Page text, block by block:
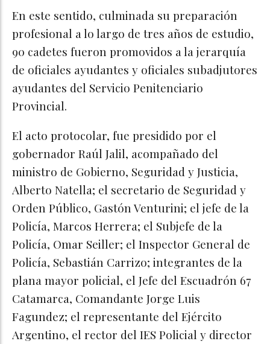
En este sentido, culminada su preparación
profesional a lo largo de tres años de estudio,
90 cadetes fueron promovidos a la jerarquía
de oficiales ayudantes y oficiales subadjutores
ayudantes del Servicio Penitenciario
Provincial.
El acto protocolar, fue presidido por el
gobernador Raúl Jalil, acompañado del
ministro de Gobierno, Seguridad y Justicia,
Alberto Natella; el secretario de Seguridad y
Orden Público, Gastón Venturini; el jefe de la
Policía, Marcos Herrera; el Subjefe de la
Policía, Omar Seiller; el Inspector General de
Policía, Sebastián Carrizo; integrantes de la
plana mayor policial, el Jefe del Escuadrón 67
Catamarca, Comandante Jorge Luis
Fagundez; el representante del Ejército
Argentino, el rector del IES Policial y director